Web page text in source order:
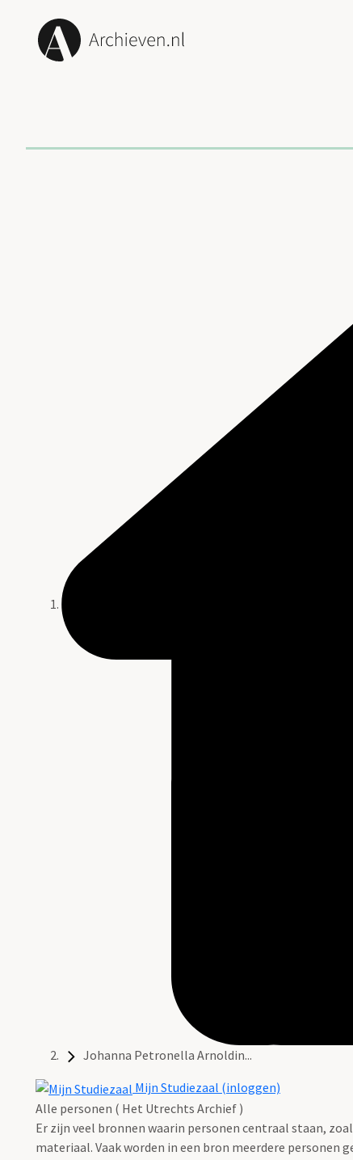
Johanna Petronella Arnoldin...
Mijn Studiezaal (inloggen)
Alle personen ( Het Utrechts Archief )
Er zijn veel bronnen waarin personen centraal staan,
materiaal. Vaak worden in een bron meerdere personen